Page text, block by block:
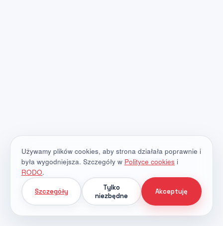
Używamy plików cookies, aby strona działała poprawnie i
była wygodniejsza. Szczegóły w Polityce cookies i
RODO.
Szczegóły
Tylko
niezbędne
Akceptuję